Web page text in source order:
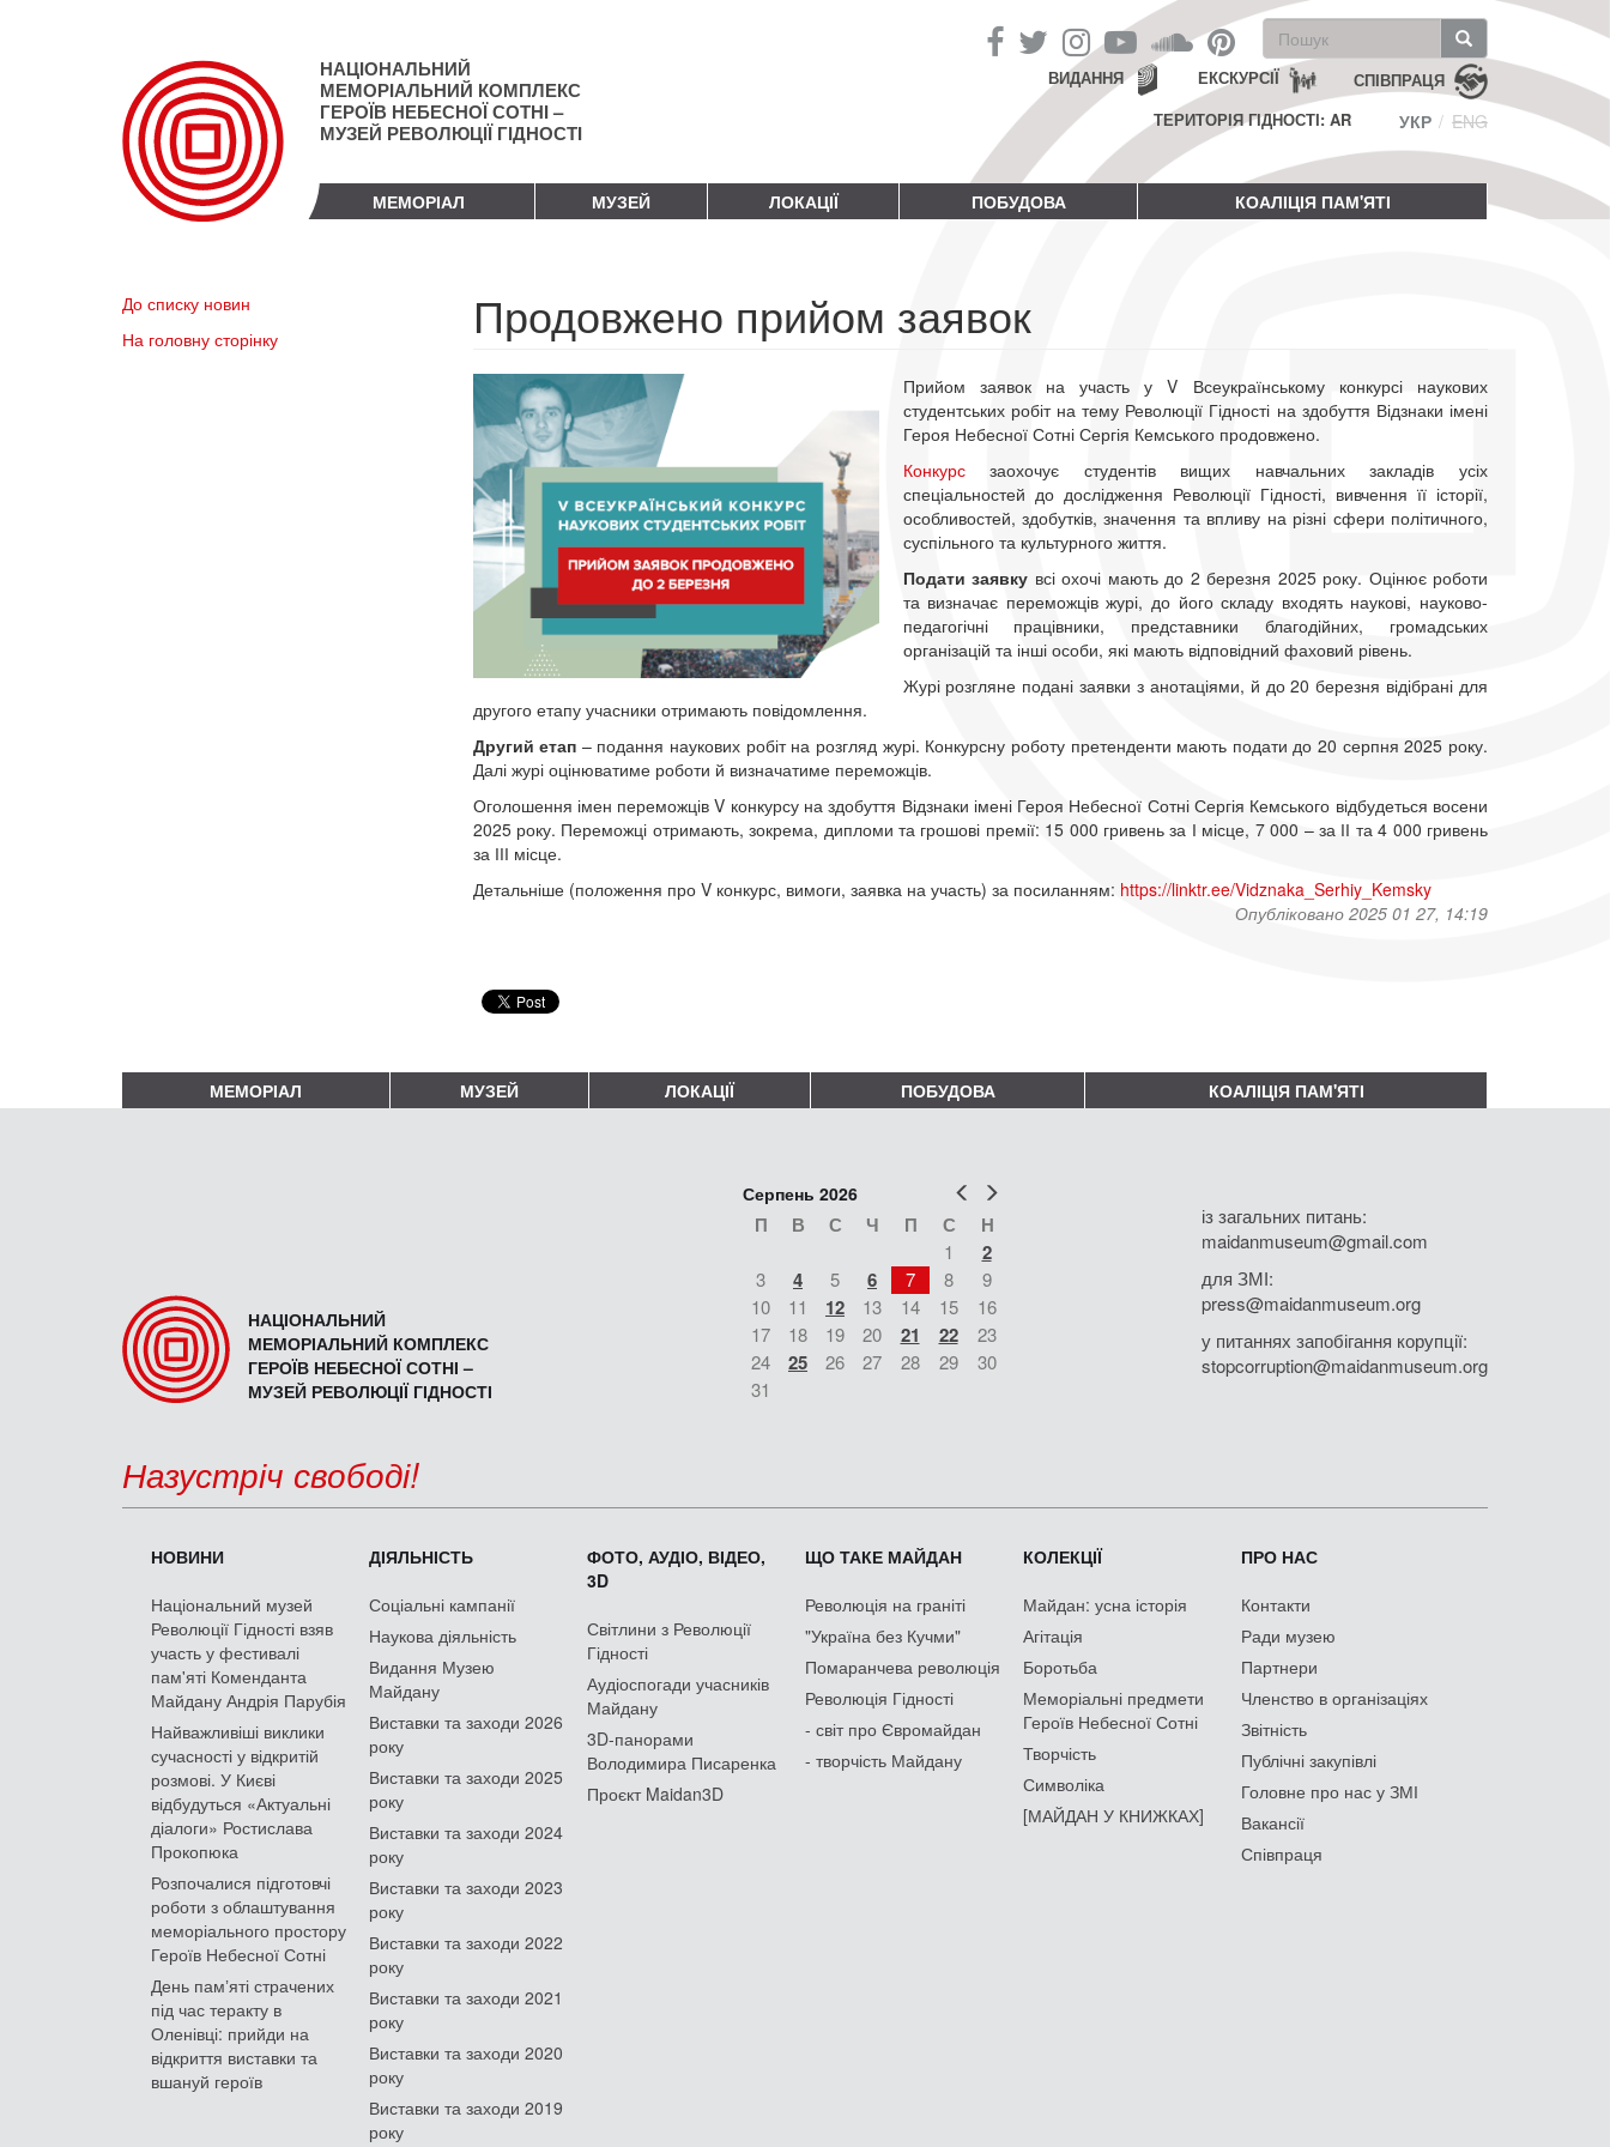
НАЦІОНАЛЬНИЙ
МЕМОРІАЛЬНИЙ КОМПЛЕКС
ГЕРОЇВ НЕБЕСНОЇ СОТНІ –
МУЗЕЙ РЕВОЛЮЦІЇ ГІДНОСТІ
Пошукова
форма
Пошук СПІВПРАЦЯ
ЕКСКУРСІЇ
ВИДАННЯ
ТЕРИТОРІЯ ГІДНОСТІ: AR
УКР ENG
МЕМОРІАЛ МУЗЕЙ ЛОКАЦІЇ ПОБУДОВА КОАЛІЦІЯ ПАМ'ЯТІ
До списку новин
На головну сторінку
Продовжено прийом заявок
Прийом заявок на участь у V Всеукраїнському конкурсі наукових
студентських робіт на тему Революції Гідності на здобуття Відзнаки імені
Героя Небесної Сотні Сергія Кемського продовжено.
Конкурсзаохочує студентів вищих навчальних закладів усіх
спеціальностей до дослідження Революції Гідності, вивчення її історії,
особливостей, здобутків, значення та впливу на різні сфери політичного,
суспільного та культурного життя.
Подати заявку всі охочі мають до 2 березня 2025 року. Оцінює роботи
та визначає переможців журі, до його складу входять наукові, науково-
педагогічні працівники, представники благодійних, громадських
організацій та інші особи, які мають відповідний фаховий рівень.
Журі розгляне подані заявки з анотаціями, й до 20 березня відібрані для
другого етапу учасники отримають повідомлення.
Другий етап – подання наукових робіт на розгляд журі. Конкурсну роботу претенденти мають подати до 20 серпня 2025 року.
Далі журі оцінюватиме роботи й визначатиме переможців.
Оголошення імен переможців V конкурсу на здобуття Відзнаки імені Героя Небесної Сотні Сергія Кемського відбудеться восени
2025 року. Переможці отримають, зокрема, дипломи та грошові премії: 15 000 гривень за І місце, 7 000 – за ІІ та 4 000 гривень
за ІІІ місце.
Детальніше (положення про V конкурс, вимоги, заявка на участь) за посиланням: https://linktr.ee/Vidznaka_Serhiy_Kemsky
Опубліковано 2025 01 27, 14:19
МЕМОРІАЛ МУЗЕЙ ЛОКАЦІЇ ПОБУДОВА КОАЛІЦІЯ ПАМ'ЯТІ
НАЦІОНАЛЬНИЙ
МЕМОРІАЛЬНИЙ КОМПЛЕКС
ГЕРОЇВ НЕБЕСНОЇ СОТНІ –
МУЗЕЙ РЕВОЛЮЦІЇ ГІДНОСТІ
Попер
Серпень 2026
П В С Ч П С Н
1 2
3 4 5 6 7 8
9
10
11 12 13 14 15
16
17
18 19 20 21 22
23
24
25 26 27 28 29
30
31
із загальних питань:
maidanmuseum@gmail.com
для ЗМІ:
press@maidanmuseum.org
у питаннях запобігання корупції:
stopcorruption@maidanmuseum.org
Назустріч свободі!
НОВИНИ
Національний музей
Революції Гідності взяв
участь у фестивалі
пам'яті Коменданта
Майдану Андрія Парубія
Найважливіші виклики
сучасності у відкритій
розмові. У Києві
відбудуться «Актуальні
діалоги» Ростислава
Прокопюка
Розпочалися підготовчі
роботи з облаштування
меморіального простору
Героїв Небесної Сотні
День памʼяті страчених
під час теракту в
Оленівці: прийди на
відкриття виставки та
вшануй героїв
ДІЯЛЬНІСТЬ
Соціальні кампанії
Наукова діяльність
Видання Музею
Майдану
Виставки та заходи 2026
року
Виставки та заходи 2025
року
Виставки та заходи 2024
року
Виставки та заходи 2023
року
Виставки та заходи 2022
року
Виставки та заходи 2021
року
Виставки та заходи 2020
року
Виставки та заходи 2019
року
ФОТО, АУДІО, ВІДЕО,
3D
Світлини з Революції
Гідності
Аудіоспогади учасників
Майдану
3D-панорами
Володимира Писаренка
Проєкт Maidan3D
ЩО ТАКЕ МАЙДАН
Революція на граніті
"Україна без Кучми"
Помаранчева революція
Революція Гідності
- світ про Євромайдан
- творчість Майдану
КОЛЕКЦІЇ
Майдан: усна історія
Агітація
Боротьба
Меморіальні предмети
Героїв Небесної Сотні
Творчість
Символіка
[МАЙДАН У КНИЖКАХ]
ПРО НАС
Контакти
Ради музею
Партнери
Членство в організаціях
Звітність
Публічні закупівлі
Головне про нас у ЗМІ
Вакансії
Співпраця